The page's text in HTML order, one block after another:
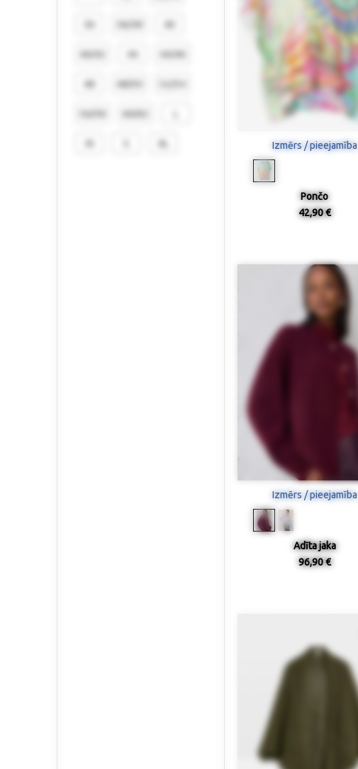
Izmērs / pieejamība
Pončo
42,90 €
Izmērs / pieejamība
Adīta jaka
96,90 €